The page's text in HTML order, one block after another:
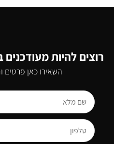
רוצים להיות
השאירו כאן פרטים